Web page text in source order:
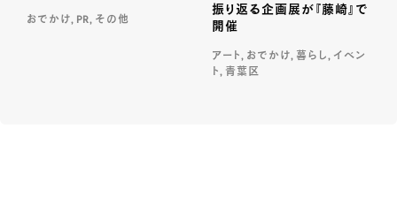
おでかけ, PR, その他
振り返る企画展が『藤崎』で
開催
アート, おでかけ, 暮らし, イベン
ト, 青葉区